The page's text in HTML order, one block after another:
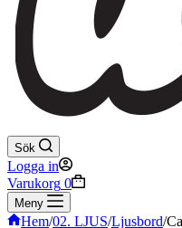
Sök
Logga in
Varukorg 0
Meny
Hem/02. LJUS/Ljusbord/